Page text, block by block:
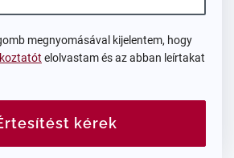
megnyomásával kijelentem, hogy
elolvastam és az abban leírtakat
kérek